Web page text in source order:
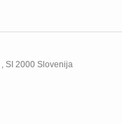
, SI 2000 Slovenija